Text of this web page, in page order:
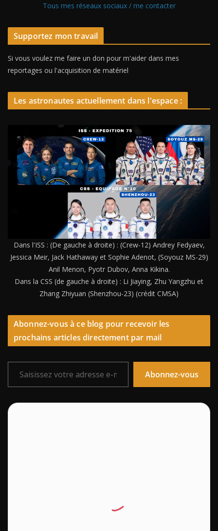
Tous mes réseaux sociaux / me contacter
Supportez mon travail
Si vous voulez me faire un don pour m'aider dans mes
reportages ou l'acquisition de matériel
Les astronautes actuellement dans l'espace :
Dans l'ISS : (De gauche à droite) : (Crew-12) Andrey Fedyaev,
Jessica Meir, Jack Hathaway et Sophie Adenot, (Soyouz MS-29)
Anil Menon, Pyotr Dubov, Anna Kikina.
Dans la CSS (de gauche à droite) : Li Jiaying, Zhu Yangzhu et
Zhang Zhiyuan (Shenzhou-23) (crédit CMSA)
Abonnez-vous à ce blog pour recevoir les
prochains articles directement par mail
Saisissez votre adresse e-mail…
Abonnez-vous